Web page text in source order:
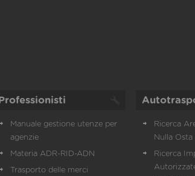
Professionisti
Manuale gestione utenze per
agenzie
Materia ADR-RID-ADN
Trasporto delle merci
Ricerca
Nulla Osta
Ricerca